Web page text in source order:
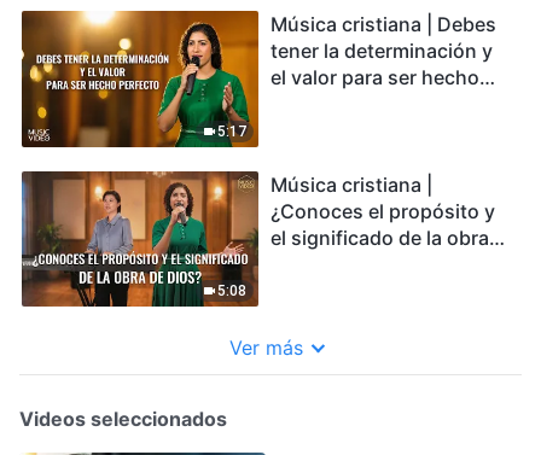
5:17
Música cristiana | Debes
tener la determinación y
el valor para ser hecho
5:08
Música cristiana |
¿Conoces el propósito y
el significado de la obra
Ver más
Videos seleccionados